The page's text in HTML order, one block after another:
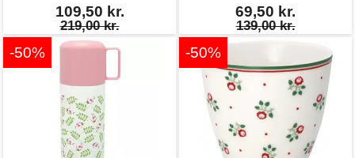
109,50 kr.
219,00 kr.
69,50 kr.
139,00 kr.
-50% -50%